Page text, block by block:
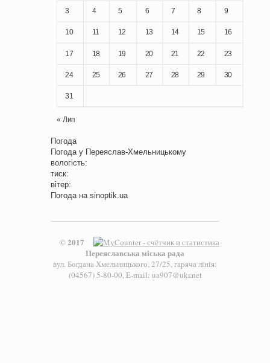
3 4 5 6 7 8 9
10 11 12 13 14 15 16
17 18 19 20 21 22 23
24 25 26 27 28 29 30
31
« Лип
Погода
Погода у Переяслав-Хмельницькому
вологість:
тиск:
вітер:
Погода на sinoptik.ua
© 2017
Переяславська міська рада
вул. Богдана Хмельницького, 27/25, гаряча лінія:
(04567) 5-80-00, E-mail: ua907@ukr.net